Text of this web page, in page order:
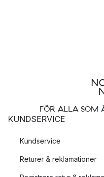
FÖR ALLA SOM
KUNDSERVICE
Kundservice
Returer & reklamationer